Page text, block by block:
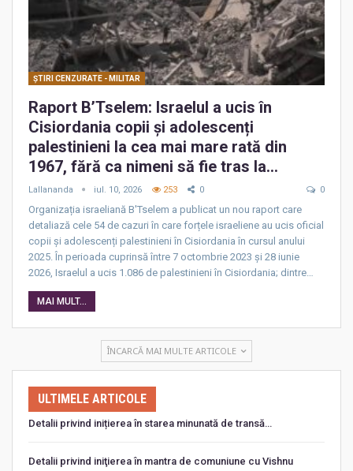
ŞTIRI CENZURATE - MILITAR
Raport B’Tselem: Israelul a ucis în
Cisiordania copii și adolescenți
palestinieni la cea mai mare rată din
1967, fără ca nimeni să fie tras la…
Lallananda iul. 10, 2026 253 0 0
Organizația israeliană B'Tselem a publicat un nou raport care
detaliază cele 54 de cazuri în care forțele israeliene au ucis oficial
copii și adolescenți palestinieni în Cisiordania în cursul anului
2025. În perioada cuprinsă între 7 octombrie 2023 și 28 iunie
2026, Israelul a ucis 1.086 de palestinieni în Cisiordania; dintre…
MAI MULT...
ÎNCARCĂ MAI MULTE ARTICOLE
ULTIMELE ARTICOLE
Detalii privind inițierea în starea minunată de transă…
Detalii privind iniţierea în mantra de comuniune cu Vishnu